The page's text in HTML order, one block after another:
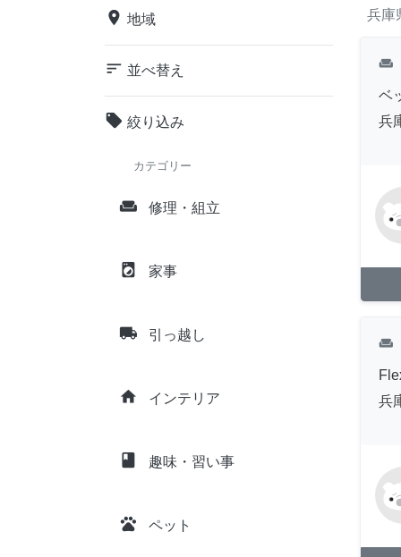
place 地域
sort 並べ替え
local_offer 絞り込み
カテゴリー
weekend 修理・組立
local_laundry_service 家事
local_shipping 引っ越し
home インテリア
class 趣味・習い事
pets ペット
兵庫
weekend
ベ
兵
weekend
兵